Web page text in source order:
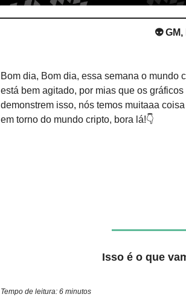
👽
Bom dia, Bom dia, essa semana o mundo
está bem agitado, por mias que os gráficos
demonstrem isso, nós temos muitaaa
em torno do mundo cripto, bora lá!👇
Isso é o que
Tempo de leitura: 6 minutos